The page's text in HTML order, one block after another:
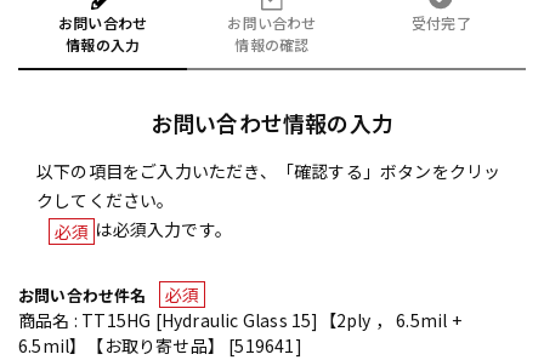
お問い合わせ
情報の入力
お問い合わせ
情報の確認
受付完了
お問い合わせ情報の入力
以下の項目をご入力いただき、「確認する」ボタンをクリッ
クしてください。
必須 は必須入力です。
お問い合わせ件名
必須
商品名 : TT15HG [Hydraulic Glass 15]【2ply ， 6.5mil +
6.5mil】【お取り寄せ品】 [519641]